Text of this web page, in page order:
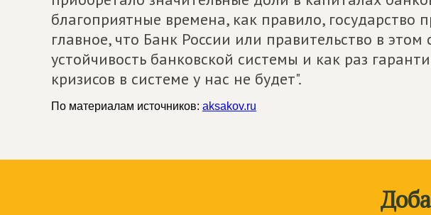
благоприятные времена, как правило, государство
главное, что Банк России или правительство в этом
устойчивость банковской системы и как раз
кризисов в системе у нас не будет".
По материалам источников: aksakov.ru